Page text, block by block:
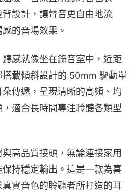
設計，讓聲音更自由地流
的音場效果。
感就像坐在錄音室中，近距
載傾斜設計的 50mm 驅動單
傳遞，呈現清晰的高頻、均
適合長時間專注聆聽各類型
高品質接頭，無論連接家用
持穩定輸出。這是一款為喜
實音色的聆聽者所打造的耳